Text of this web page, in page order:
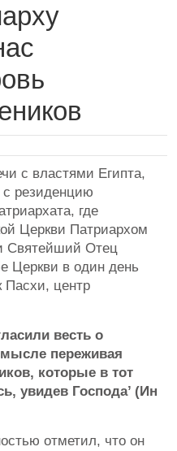
с властями Египта,
резиденцию
где
Церкви Патриархом
Святейший Отец
Церкви в один день
Пасхи, центр
весть о
переживая
которые в тот
увидев Господа’ (Ин
отметил, что он